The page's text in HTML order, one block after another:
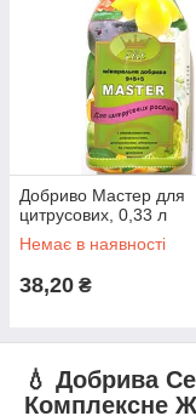
Добриво Мастер для
цитрусових, 0,33 л
Немає в наявності
38,20 ₴
💧 Добрива
Комплексне